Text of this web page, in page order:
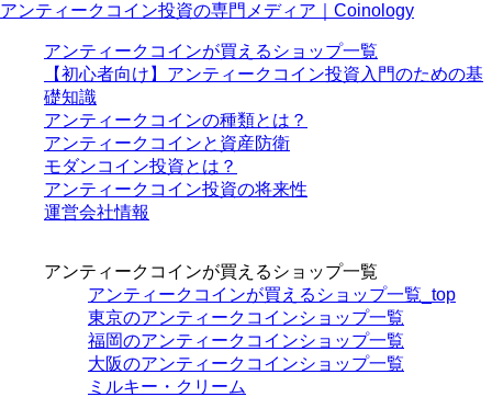
アンティークコイン投資の専門メディア｜Coinology
アンティークコインが買えるショップ一覧
【初心者向け】アンティークコイン投資入門のための基
礎知識
アンティークコインの種類とは？
アンティークコインと資産防衛
モダンコイン投資とは？
アンティークコイン投資の将来性
運営会社情報
アンティークコインが買えるショップ一覧
アンティークコインが買えるショップ一覧_top
東京のアンティークコインショップ一覧
福岡のアンティークコインショップ一覧
大阪のアンティークコインショップ一覧
ミルキー・クリーム